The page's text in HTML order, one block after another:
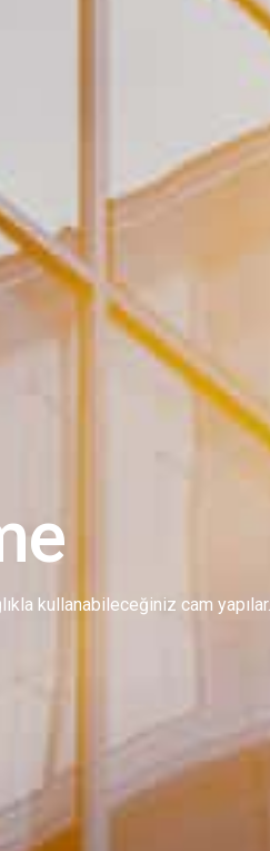
kullanabileceğiniz cam yapılar.